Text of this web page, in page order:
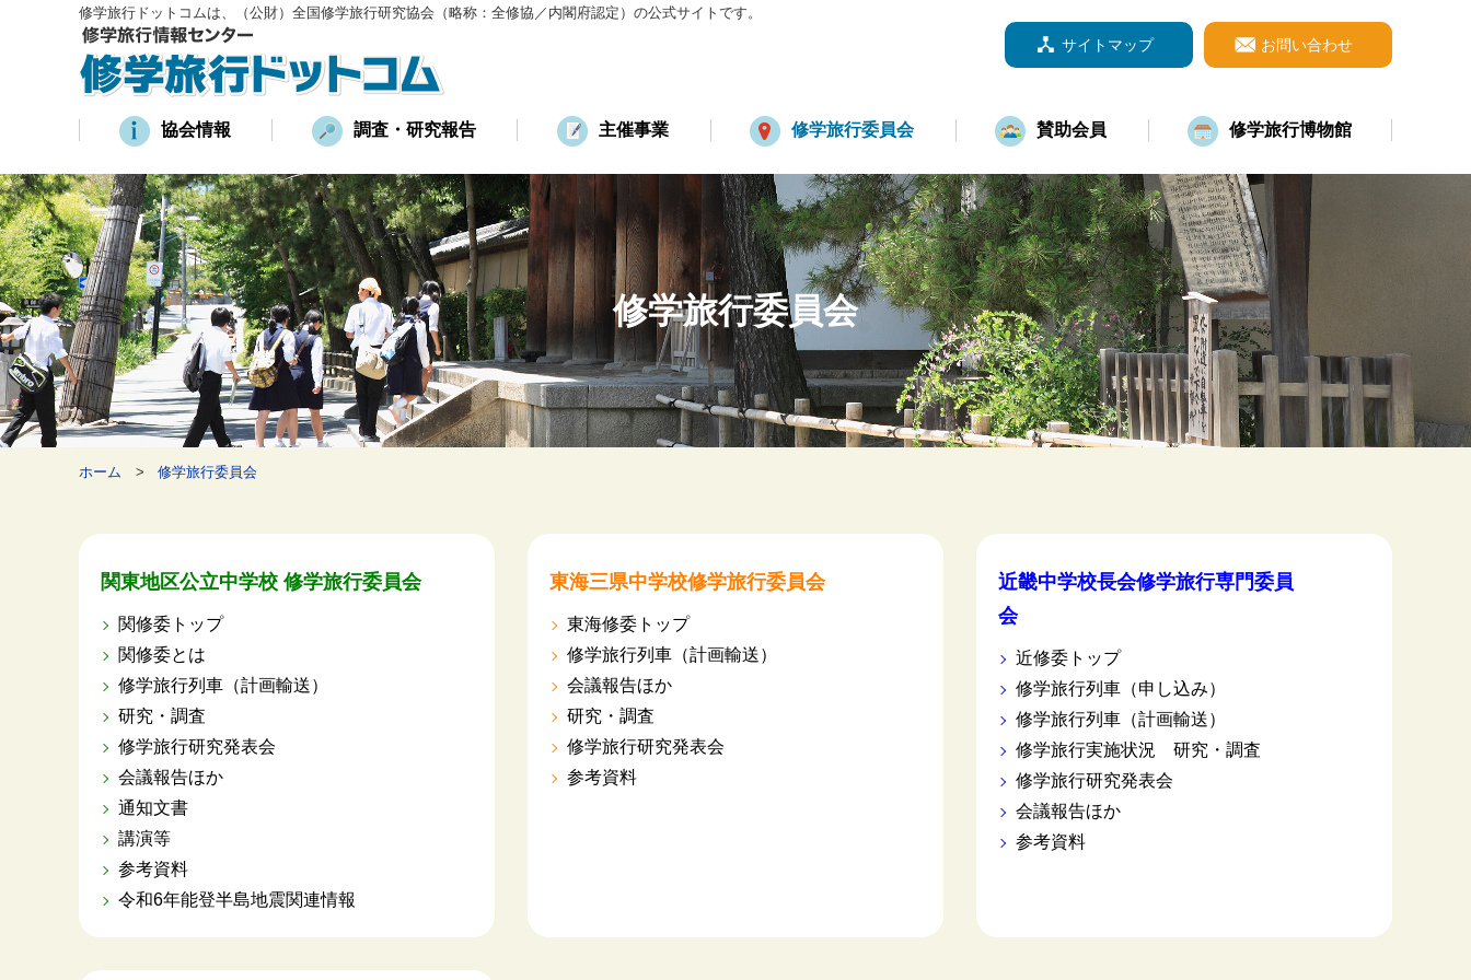
修学旅行ドットコムは、（公財）全国修学旅行研究協会（略称：全修協／内閣府認定）の公式サイトです。
協会情報 調査・研究報告 主催事業 修学旅行委員会 賛助会員 修学旅行博物館
サイトマップ お問い合わせ
修学旅行委員会
ホーム 修学旅行委員会
関東地区公立中学校 修学旅行委員会
関修委トップ
関修委とは
修学旅行列車（計画輸送）
研究・調査
修学旅行研究発表会
会議報告ほか
通知文書
講演等
参考資料
令和6年能登半島地震関連情報
東海三県中学校修学旅行委員会
東海修委トップ
修学旅行列車（計画輸送）
会議報告ほか
研究・調査
修学旅行研究発表会
参考資料
近畿中学校長会修学旅行専門委員
会
近修委トップ
修学旅行列車（申し込み）
修学旅行列車（計画輸送）
修学旅行実施状況 研究・調査
修学旅行研究発表会
会議報告ほか
参考資料